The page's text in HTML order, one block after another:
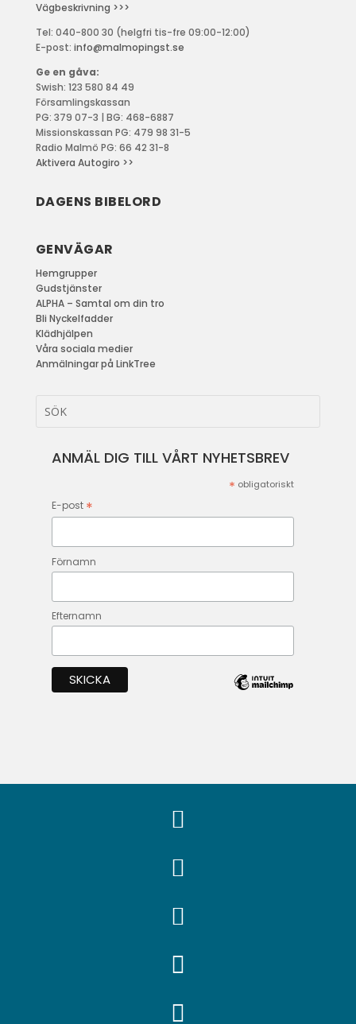
Vägbeskrivning >>>
Tel: 040-800 30 (helgfri tis-fre 09:00-12:00)
E-post: info@malmopingst.se
Ge en gåva:
Swish: 123 580 84 49
Församlingskassan
PG: 379 07-3 | BG: 468-6887
Missionskassan PG: 479 98 31-5
Radio Malmö PG: 66 42 31-8
Aktivera Autogiro >>
DAGENS BIBELORD
GENVÄGAR
Hemgrupper
Gudstjänster
ALPHA – Samtal om din tro
Bli Nyckelfadder
Klädhjälpen
Våra sociala medier
Anmälningar på LinkTree
ANMÄL DIG TILL VÅRT NYHETSBREV
* obligatoriskt
E-post *
Förnamn
Efternamn




